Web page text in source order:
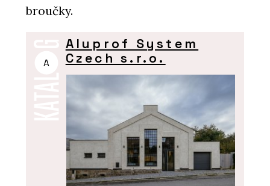
broučky.
A
Aluprof System
Czech s.r.o.